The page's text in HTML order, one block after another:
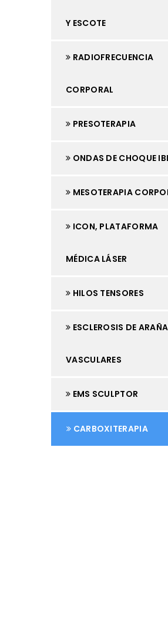
Y ESCOTE
RADIOFRECUENCIA
CORPORAL
PRESOTERAPIA
ONDAS DE CHOQUE
MESOTERAPIA
ICON, PLATAFORMA
MÉDICA LÁSER
HILOS TENSORES
ESCLEROSIS DE
VASCULARES
EMS SCULPTOR
CARBOXITERAPIA